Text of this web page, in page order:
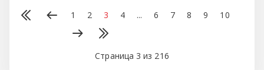
1 2 3 4 ... 6 7 8 9 10
Страница 3 из 216